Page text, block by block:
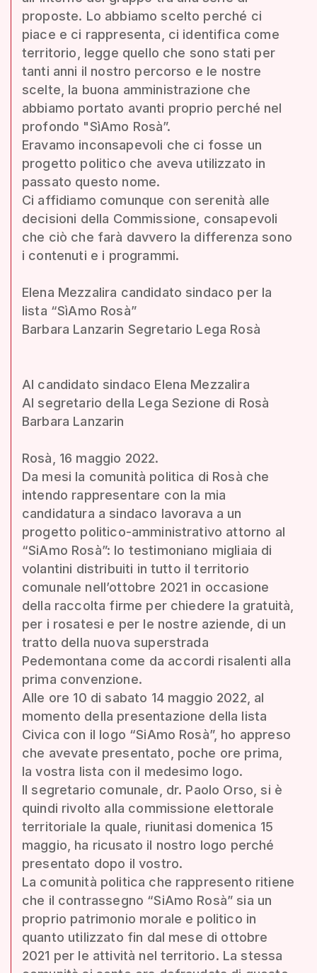
proposte. Lo abbiamo scelto perché ci
piace e ci rappresenta, ci identifica come
territorio, legge quello che sono stati per
tanti anni il nostro percorso e le nostre
scelte, la buona amministrazione che
abbiamo portato avanti proprio perché nel
profondo "SìAmo Rosà”.
Eravamo inconsapevoli che ci fosse un
progetto politico che aveva utilizzato in
passato questo nome.
Ci affidiamo comunque con serenità alle
decisioni della Commissione, consapevoli
che ciò che farà davvero la differenza sono
i contenuti e i programmi.
Elena Mezzalira candidato sindaco per la
lista “SìAmo Rosà”
Barbara Lanzarin Segretario Lega Rosà
Al candidato sindaco Elena Mezzalira
Al segretario della Lega Sezione di Rosà
Barbara Lanzarin
Rosà, 16 maggio 2022.
Da mesi la comunità politica di Rosà che
intendo rappresentare con la mia
candidatura a sindaco lavorava a un
progetto politico-amministrativo attorno al
“SiAmo Rosà”: lo testimoniano migliaia di
volantini distribuiti in tutto il territorio
comunale nell’ottobre 2021 in occasione
della raccolta firme per chiedere la gratuità,
per i rosatesi e per le nostre aziende, di un
tratto della nuova superstrada
Pedemontana come da accordi risalenti alla
prima convenzione.
Alle ore 10 di sabato 14 maggio 2022, al
momento della presentazione della lista
Civica con il logo “SiAmo Rosà”, ho appreso
che avevate presentato, poche ore prima,
la vostra lista con il medesimo logo.
Il segretario comunale, dr. Paolo Orso, si è
quindi rivolto alla commissione elettorale
territoriale la quale, riunitasi domenica 15
maggio, ha ricusato il nostro logo perché
presentato dopo il vostro.
La comunità politica che rappresento ritiene
che il contrassegno “SiAmo Rosà” sia un
proprio patrimonio morale e politico in
quanto utilizzato fin dal mese di ottobre
2021 per le attività nel territorio. La stessa